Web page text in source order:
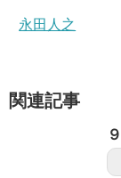
永田人之
関連記事